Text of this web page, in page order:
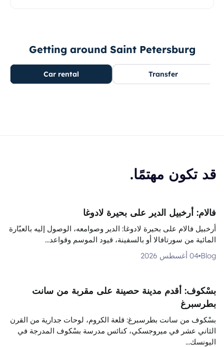
Getting around Saint Petersburg
Transfer
Car rental
قد تكون مهتمًا.
فالام: أرخبيل الدير على بحيرة لادوغا
أرخبيل فالام على بحيرة لادوغا: الدير وصوامعه، الوصول إليه بالعبّارة
المائية من سورتافالا أو بالسفينة، قيود الموسم وقواعد...
Blog 04 أغسطس 2026
بسْكوف: أقدم مدينة حصينة على مقربة من سانت
بطرسبرغ
بسْكوف من سانت بطرسبرغ: قلعة الكروم، لوحات جدارية من القرن
الثاني عشر في ميروجسكي، كنائس مدرسة بسْكوف المدرجة في
اليونسك...